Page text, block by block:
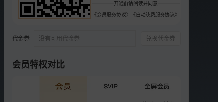
2025-07-18
2025-07-25
第11期：终极揭榜赛神仙打
开通前请阅读并同意
《会员服务协议》 《自动续费服务协议》
代金券 没有可用代金券 兑换代金券
会员特权对比